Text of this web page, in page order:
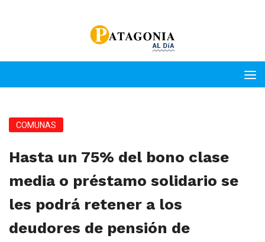
COMUNAS
Hasta un 75% del bono clase
media o préstamo solidario se
les podrá retener a los
deudores de pensión de